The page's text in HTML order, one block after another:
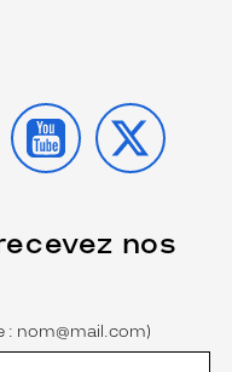
YOUTUBE
X
nos
: nom@mail.com)